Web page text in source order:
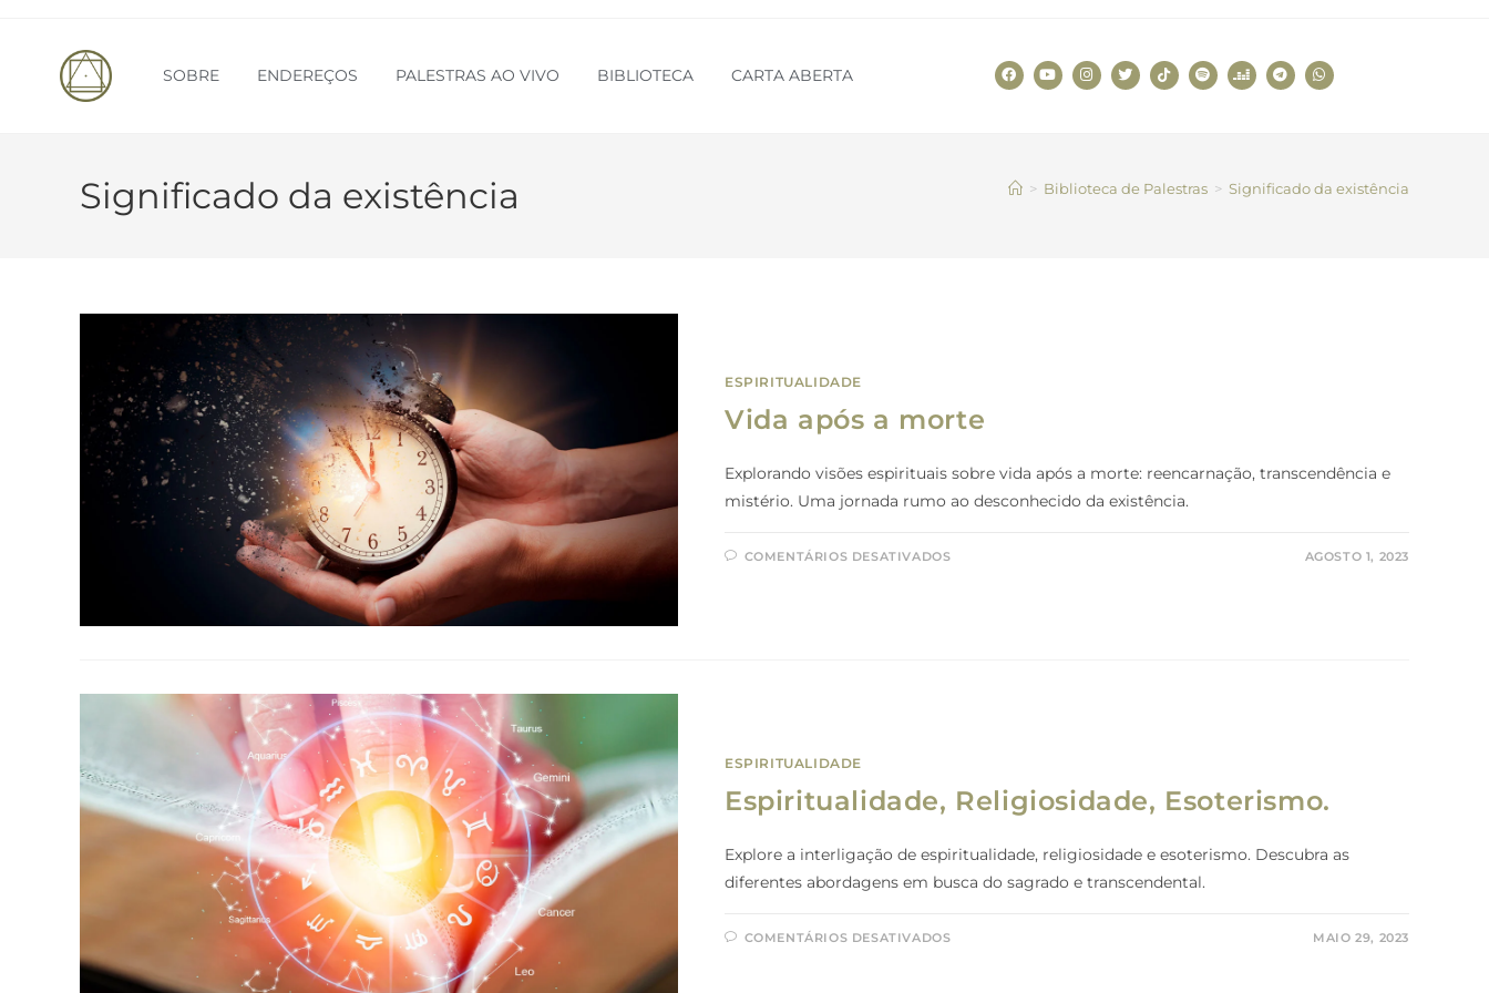
SOBRE ENDEREÇOS PALESTRAS AO VIVO BIBLIOTECA CARTA ABERTA
Significado da existência > Biblioteca de Palestras > Significado da existência
ESPIRITUALIDADE
Vida após a morte
Explorando visões espirituais sobre vida após a morte: reencarnação, transcendência e
mistério. Uma jornada rumo ao desconhecido da existência.
COMENTÁRIOS DESATIVADOS AGOSTO 1, 2023
ESPIRITUALIDADE
Espiritualidade, Religiosidade, Esoterismo.
Explore a interligação de espiritualidade, religiosidade e esoterismo. Descubra as
diferentes abordagens em busca do sagrado e transcendental.
COMENTÁRIOS DESATIVADOS MAIO 29, 2023